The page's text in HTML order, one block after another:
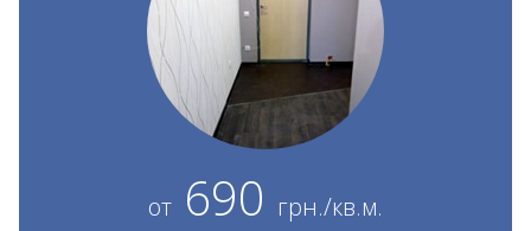
от 690 грн./кв.м.